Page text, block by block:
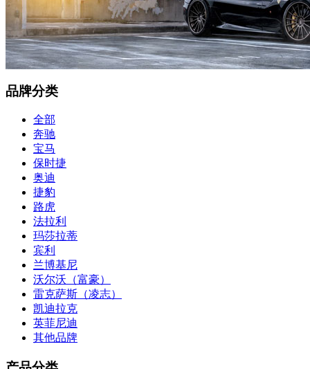
品牌分类
全部
奔驰
宝马
保时捷
奥迪
捷豹
路虎
法拉利
玛莎拉蒂
宾利
兰博基尼
沃尔沃（富豪）
雷克萨斯（凌志）
凯迪拉克
英菲尼迪
其他品牌